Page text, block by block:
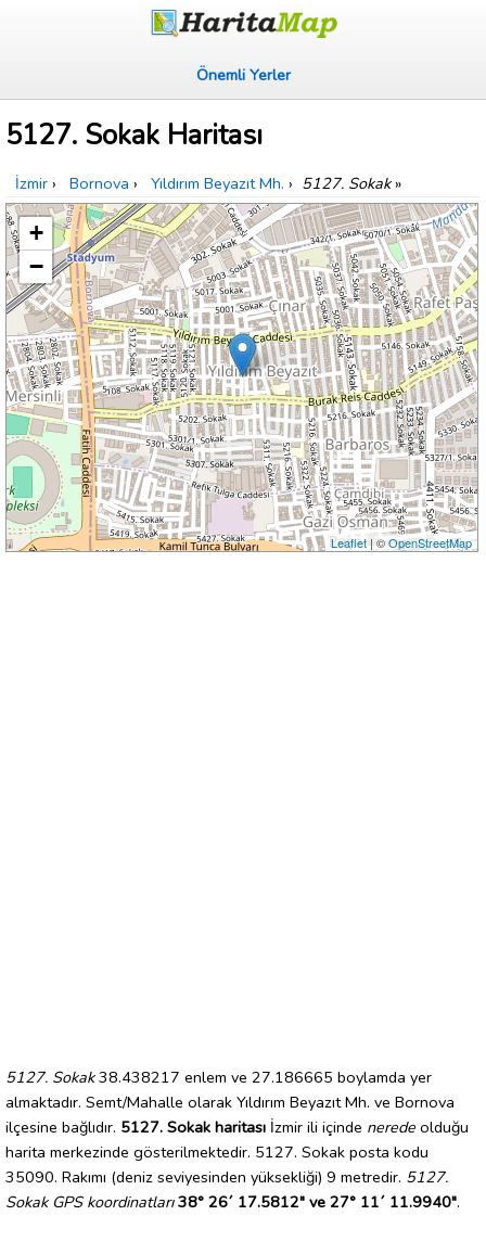
Önemli Yerler
5127. Sokak Haritası
İzmir › Bornova › Yıldırım Beyazıt Mh. › 5127. Sokak»
+
−
Leaflet| ©OpenStreetMap
5127. Sokak38.438217 enlem ve 27.186665 boylamda yer
almaktadır. Semt/Mahalle olarak Yıldırım Beyazıt Mh. ve Bornova
ilçesine bağlıdır. 5127. Sokak haritası İzmir ili içinde nerede olduğu
harita merkezinde gösterilmektedir. 5127. Sokak posta kodu
35090. Rakımı (deniz seviyesinden yüksekliği) 9 metredir. 5127.
Sokak GPS koordinatları 38° 26´ 17.5812" ve 27° 11´ 11.9940".